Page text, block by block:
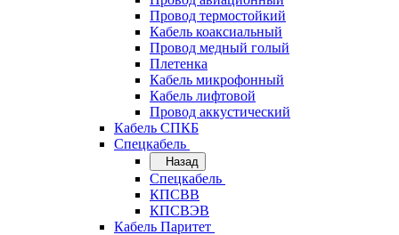
Провод термостойкий
Кабель коаксиальный
Провод медный голый
Плетенка
Кабель микрофонный
Кабель лифтовой
Провод аккустический
Кабель СПКБ
Спецкабель
Назад
Спецкабель
КПСВВ
КПСВЭВ
Кабель Паритет